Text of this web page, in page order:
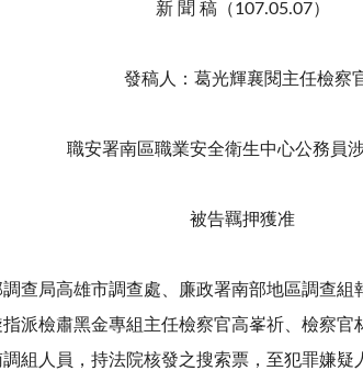
新 聞 稿（107.05.07）
發稿人：葛光輝襄閱主任檢察
職安署南區職業安全衛生中心公務員
被告羈押獲准
查局高雄市調查處、廉政署南部地區調查
派檢肅黑金專組主任檢察官高峯祈、檢察
組人員，持法院核發之搜索票，至犯罪嫌